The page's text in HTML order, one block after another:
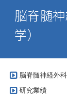
脳脊髄
学）
脳脊髄神経外
研究業績